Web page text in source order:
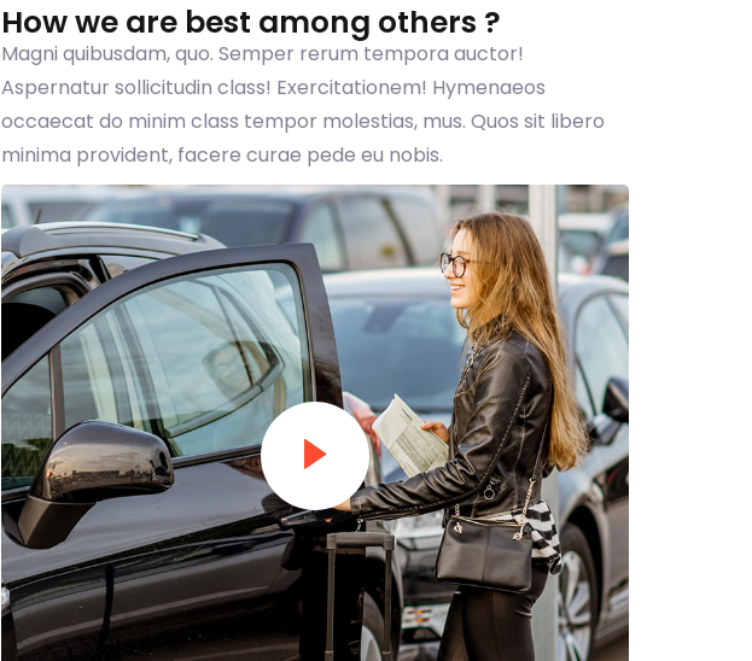
How we are best among others ?
Magni quibusdam, quo. Semper rerum tempora auctor!
Aspernatur sollicitudin class! Exercitationem! Hymenaeos
occaecat do minim class tempor molestias, mus. Quos sit libero
minima provident, facere curae pede eu nobis.